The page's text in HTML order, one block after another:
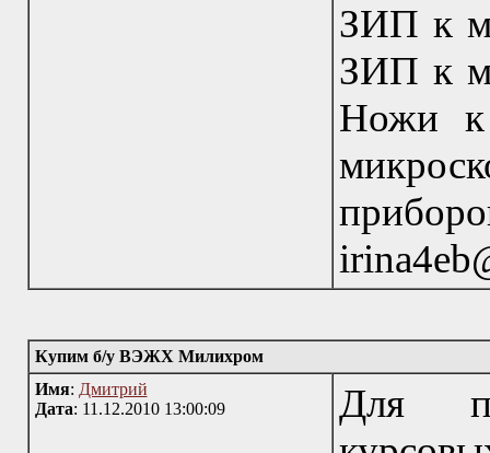
ЗИП к
ЗИП к
Ножи
Купим б/у ВЭЖХ Милихром
Имя: Дмитрий
Дата: 11.12.2010 13:00:09
Для